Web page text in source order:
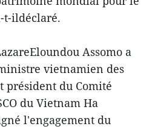
t-ildéclaré.
Assomo a
vietnamien des
président du Comité
du Vietnam Ha
l'engagement du